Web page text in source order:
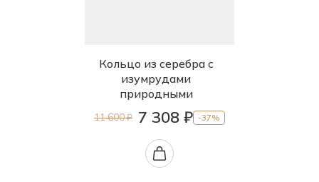
Кольцо из серебра с
изумрудами
природными
11 600 ₽ 7 308 ₽ -37%